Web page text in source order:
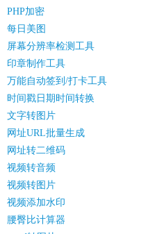
PHP加密
每日美图
屏幕分辨率检测工具
印章制作工具
万能自动签到/打卡工具
时间戳日期时间转换
文字转图片
网址URL批量生成
网址转二维码
视频转音频
视频转图片
视频添加水印
腰臀比计算器